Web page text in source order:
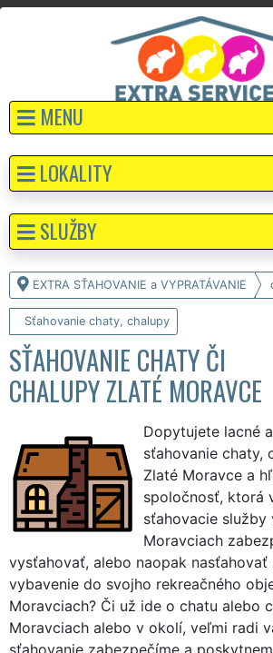
MENU
EXTRA SŤAHOVANIE a VYPRATÁVANIE
Sťahovanie chaty, chalupy
SŤAHOVANIE CHATY ČI
CHALUPY ZLATÉ MORAVCE
Dopytujete lacné
sťahovanie chaty,
Zlaté Moravce a
spoločnosť, ktorá
sťahovacie služby
Moravciach
vysťahovať, alebo naopak nasťahovať
vybavenie do svojho rekreačného
Moravciach? Či už ide o chatu alebo
Moravciach alebo v okolí, veľmi radi
sťahovanie zabezpečíme a
LOKALITY
SLUŽBY